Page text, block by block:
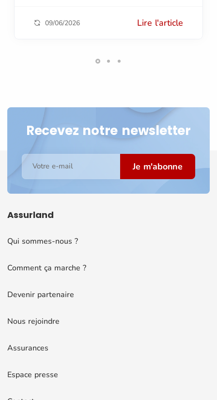
09/06/2026 Lire l'article
Recevez notre newsletter
Votre e-mail Je m'abonne
Assurland
Qui sommes-nous ?
Comment ça marche ?
Devenir partenaire
Nous rejoindre
Assurances
Espace presse